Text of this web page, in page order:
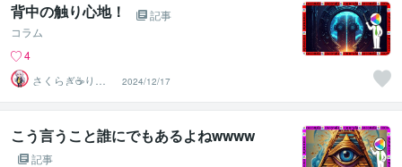
背中の触り心地！
記事
コラム
4
さくらぎ☕りょ
う⛎癒やし電話
相談サロン
2024/12/17
こう言うこと誰にでもあるよねwwww
記事